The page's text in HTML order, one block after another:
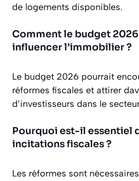
de logements disponibles.
Comment le budget
influencer l’immobilier ?
Le budget 2026 pourrait
réformes fiscales et attirer
d’investisseurs dans le
Pourquoi est-il essentiel
incitations fiscales ?
Les réformes sont